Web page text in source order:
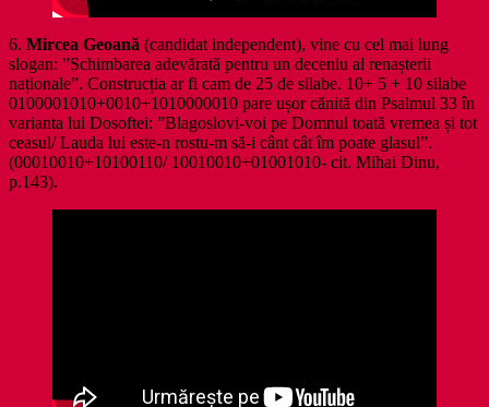
6. Mircea Geoană (candidat independent), vine cu cel mai lung
slogan: ”Schimbarea adevărată pentru un deceniu al renașterii
naționale”. Construcția ar fi cam de 25 de silabe. 10+ 5 + 10 silabe
0100001010+0010+1010000010 pare ușor cănită din Psalmul 33 în
varianta lui Dosoftei: ”Blagoslovi-voi pe Domnul toată vremea și tot
ceasul/ Lauda lui este-n rostu-m să-i cânt cât îm poate glasul”.
(00010010+10100110/ 10010010+01001010- cit. Mihai Dinu,
p.143).